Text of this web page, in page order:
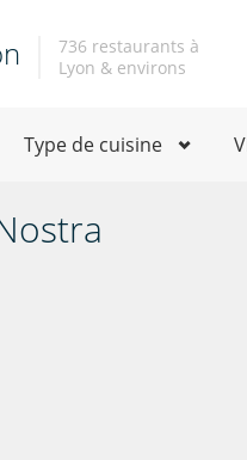
736 restaurants à
Lyon & environs
Type de cuisine